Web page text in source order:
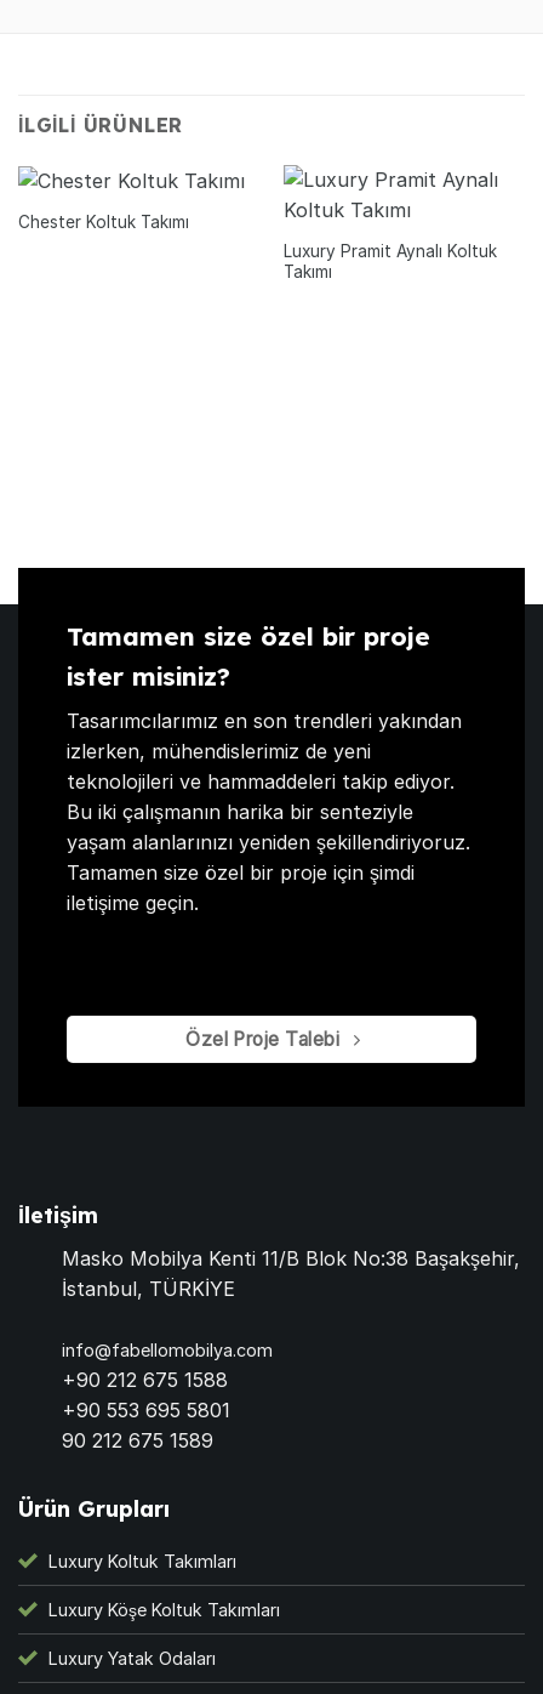
İLGILI ÜRÜNLER
Chester Koltuk Takımı
Luxury Pramit Aynalı Koltuk
Takımı
Tamamen size özel bir proje
ister misiniz?
Tasarımcılarımız en son trendleri yakından
izlerken, mühendislerimiz de yeni
teknolojileri ve hammaddeleri takip ediyor.
Bu iki çalışmanın harika bir senteziyle
yaşam alanlarınızı yeniden şekillendiriyoruz.
Tamamen size özel bir proje için şimdi
iletişime geçin.
Özel Proje Talebi
İletişim
Masko Mobilya Kenti 11/B Blok No:38 Başakşehir,
İstanbul, TÜRKİYE
info@fabellomobilya.com
+90 212 675 1588
+90 553 695 5801
90 212 675 1589
Ürün Grupları
Luxury Koltuk Takımları
Luxury Köşe Koltuk Takımları
Luxury Yatak Odaları